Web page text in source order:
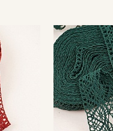
Мы публикуем
промокоды и
Электронная почта